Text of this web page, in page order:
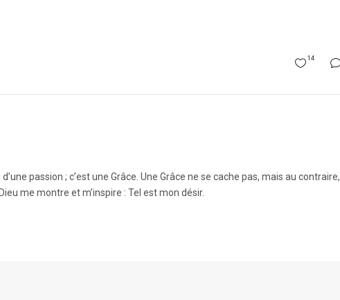
14
passion ; c’est une Grâce. Une Grâce ne se cache pas, mais au contraire,
me montre et m’inspire : Tel est mon désir.